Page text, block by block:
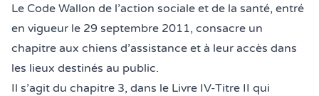
Le Code Wallon de l’action sociale et de la santé, entré
en vigueur le 29 septembre 2011, consacre un
chapitre aux chiens d’assistance et à leur accès dans
les lieux destinés au public.
Il s’agit du chapitre 3, dans le Livre IV-Titre II qui